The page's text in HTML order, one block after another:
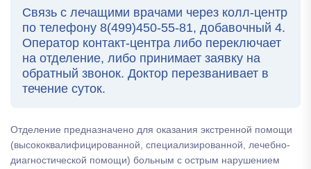
Связь с лечащими врачами через колл-центр
по телефону 8(499)450-55-81, добавочный 4.
Оператор контакт-центра либо переключает
на отделение, либо принимает заявку на
обратный звонок. Доктор перезванивает в
течение суток.
Отделение предназначено для оказания экстренной помощи
(высококвалифицированной, специализированной, лечебно-
диагностической помощи) больным с острым нарушением